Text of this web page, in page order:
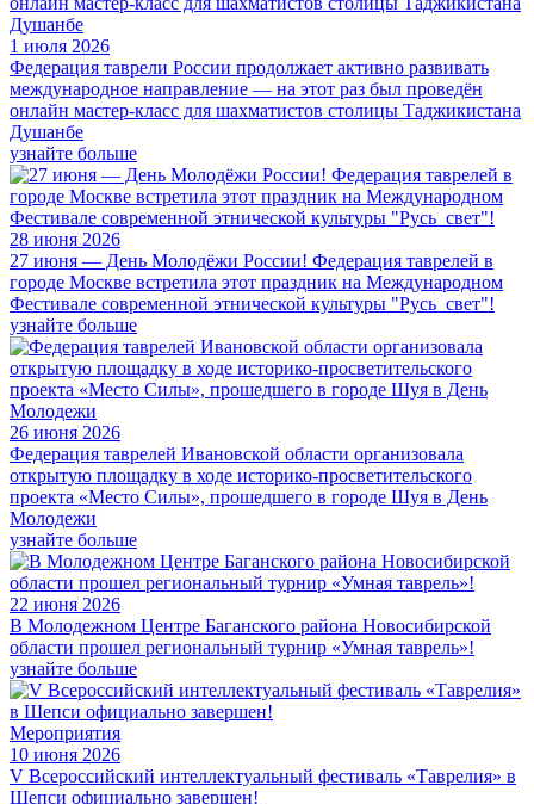
1 июля 2026
Федерация таврели России продолжает активно развивать
международное направление — на этот раз был проведён
онлайн мастер-класс для шахматистов столицы Таджикистана
Душанбе
узнайте больше
28 июня 2026
27 июня — День Молодёжи России! Федерация таврелей в
городе Москве встретила этот праздник на Международном
Фестивале современной этнической культуры "Русь_свет"!
узнайте больше
26 июня 2026
Федерация таврелей Ивановской области организовала
открытую площадку в ходе историко-просветительского
проекта «Место Силы», прошедшего в городе Шуя в День
Молодежи
узнайте больше
22 июня 2026
В Молодежном Центре Баганского района Новосибирской
области прошел региональный турнир «Умная таврель»!
узнайте больше
Мероприятия
10 июня 2026
V Всероссийский интеллектуальный фестиваль «Таврелия» в
Шепси официально завершен!